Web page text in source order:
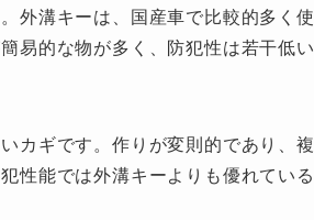
外溝キーは、国産車で比較的多く使
易的な物が多く、防犯性は若干低い
カギです。作りが変則的であり、複
性能では外溝キーよりも優れている